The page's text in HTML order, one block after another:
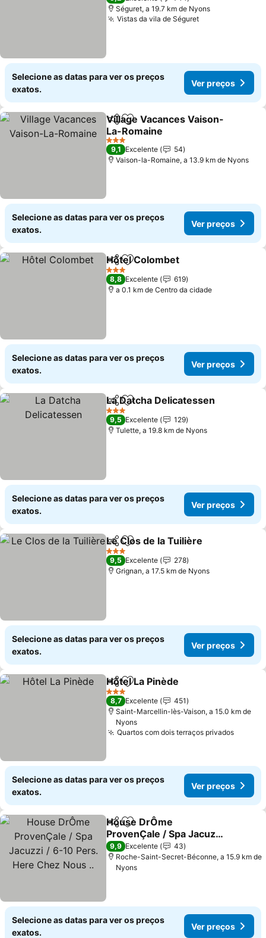
Séguret, a 19.7 km de Nyons
Vistas da vila de SéguretVer preços
Selecione as datas para ver os preços
exatos.
Ver preços
PartilharAdicionar aos favoritos
Village Vacances Vaison-
La-Romaine
Ver preços
3 Estrelas
9,1 Excelente
54
Vaison-la-Romaine, a 13.9 km de Nyons
Selecione as datas para ver os preços
exatos.
Ver preços
PartilharAdicionar aos favoritos
Hôtel Colombet
3 Estrelas
8,8 Excelente
619
a 0.1 km de Centro da cidade
Selecione as datas para ver os preços
exatos.
Ver preços
PartilharAdicionar aos favoritos
La Datcha Delicatessen
3 Estrelas
9,5 Excelente
129
Tulette, a 19.8 km de Nyons
Selecione as datas para ver os preços
exatos.
Ver preços
PartilharAdicionar aos favoritos
Le Clos de la Tuilière
3 Estrelas
9,5 Excelente
278
Grignan, a 17.5 km de Nyons
Selecione as datas para ver os preços
exatos.
Ver preços
PartilharAdicionar aos favoritos
Hôtel La Pinède
3 Estrelas
8,7 Excelente
451
Saint-Marcellin-lès-Vaison, a 15.0 km de
Nyons
Quartos com dois terraços privadosVer
Selecione as datas para ver os preços
exatos.
Ver preços
PartilharAdicionar aos favoritos
House DrÔme
ProvenÇale / Spa Jacuzzi
/ 6-10 Pers. Here Chez
Nous ..
Ver preços
9,9 Excelente
43
Roche-Saint-Secret-Béconne, a 15.9 km de
Nyons
Selecione as datas para ver os preços
exatos.
Ver preços